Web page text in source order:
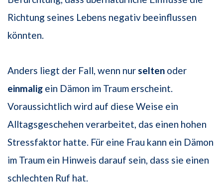
Richtung seines Lebens negativ beeinflussen
könnten.
Anders liegt der Fall, wenn nur selten oder
einmalig ein Dämon im Traum erscheint.
Voraussichtlich wird auf diese Weise ein
Alltagsgeschehen verarbeitet, das einen hohen
Stressfaktor hatte. Für eine Frau kann ein Dämon
im Traum ein Hinweis darauf sein, dass sie einen
schlechten Ruf hat.